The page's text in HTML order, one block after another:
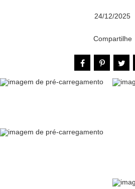
24/12/2025
Compartilhe